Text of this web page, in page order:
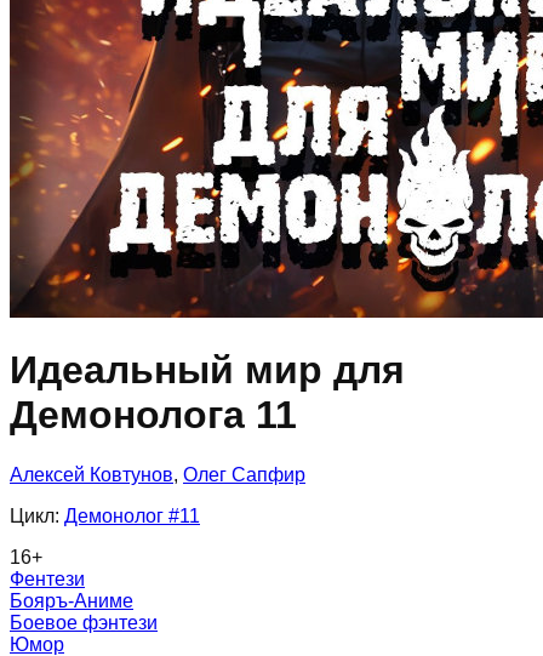
Идеальный мир для
Демонолога 11
Алексей Ковтунов, Олег Сапфир
Цикл: Демонолог #11
16+
Фентези
Бояръ-Аниме
Боевое фэнтези
Юмор